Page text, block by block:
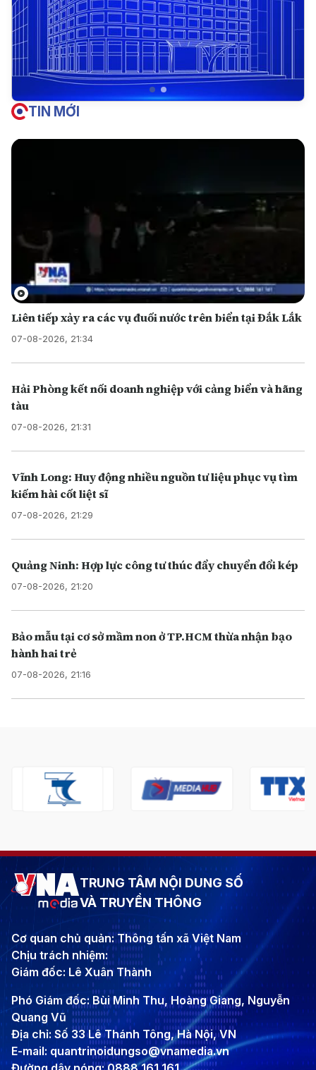
TIN MỚI
Liên tiếp xảy ra các vụ đuối nước trên biển tại Đắk Lắk
07-08-2026, 21:34
Hải Phòng kết nối doanh nghiệp với cảng biển và hãng
tàu
07-08-2026, 21:31
Vĩnh Long: Huy động nhiều nguồn tư liệu phục vụ tìm
kiếm hài cốt liệt sĩ
07-08-2026, 21:29
Quảng Ninh: Hợp lực công tư thúc đẩy chuyển đổi kép
07-08-2026, 21:20
Bảo mẫu tại cơ sở mầm non ở TP.HCM thừa nhận bạo
hành hai trẻ
07-08-2026, 21:16
TRUNG TÂM NỘI DUNG SỐ
VÀ TRUYỀN THÔNG
Cơ quan chủ quản: Thông tấn xã Việt Nam
Chịu trách nhiệm:
Giám đốc: Lê Xuân Thành
Phó Giám đốc: Bùi Minh Thu, Hoàng Giang, Nguyễn
Quang Vũ
Địa chỉ: Số 33 Lê Thánh Tông, Hà Nội, VN
E-mail: quantrinoidungso@vnamedia.vn